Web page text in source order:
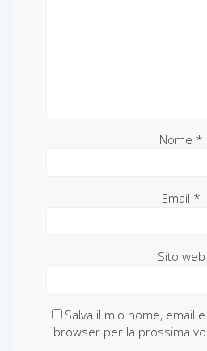
Nome *
Email *
Sito web
Salva il mio nome, email
browser per la prossima